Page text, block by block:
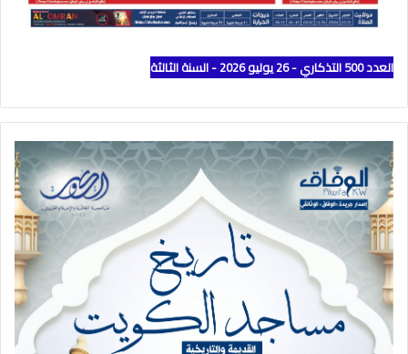
العدد 500 التذكاري - 26 يوليو 2026 - السنة الثالثة